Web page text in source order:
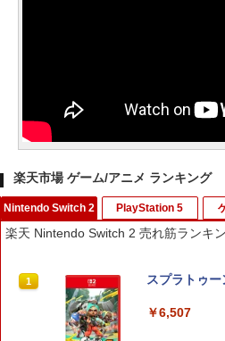
楽天市場 ゲーム/アニメ ランキング
Nintendo Switch 2
楽天 Nintendo Switch 2 売れ筋ランキ
1 スプラトゥ
￥6,507
PlayStation 5